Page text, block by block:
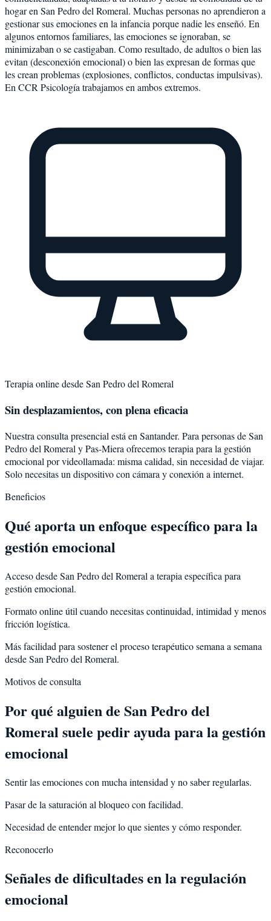
hogar en San Pedro del Romeral. Muchas personas no aprendieron a
gestionar sus emociones en la infancia porque nadie les enseñó. En
algunos entornos familiares, las emociones se ignoraban, se
minimizaban o se castigaban. Como resultado, de adultos o bien las
evitan (desconexión emocional) o bien las expresan de formas que
les crean problemas (explosiones, conflictos, conductas impulsivas).
En CCR Psicología trabajamos en ambos extremos.
Terapia online desdeSan Pedro del Romeral
Sin desplazamientos, con plena eficacia
Nuestra consulta presencial está en Santander. Para personas deSan
Pedro del Romeral yPas-Miera ofrecemos terapia para la gestión
emocional por videollamada: misma calidad, sin necesidad de viajar.
Solo necesitas un dispositivo con cámara y conexión a internet.
Beneficios
Qué aporta un enfoque específico para la
gestión emocional
Acceso desde San Pedro del Romeral a terapia específica para
gestión emocional.
Formato online útil cuando necesitas continuidad, intimidad y menos
fricción logística.
Más facilidad para sostener el proceso terapéutico semana a semana
desde San Pedro del Romeral.
Motivos de consulta
Por qué alguien de San Pedro del
Romeral suele pedir ayuda para la gestión
emocional
Sentir las emociones con mucha intensidad y no saber regularlas.
Pasar de la saturación al bloqueo con facilidad.
Necesidad de entender mejor lo que sientes y cómo responder.
Reconocerlo
Señales de dificultades en la regulación
emocional